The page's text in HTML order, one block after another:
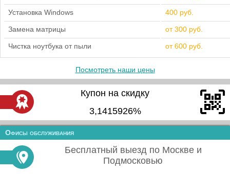
Установка Windows 400 руб.
Замена матрицы от 300 руб.
Чистка ноутбука от пыли от 600 руб.
Посмотреть наши цены
Купон на скидку
3,1415926%
Офисы обслуживания
Бесплатный выезд по Москве и
Подмосковью